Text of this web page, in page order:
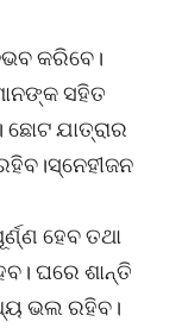
କରିବେ।
ସହିତ
ଯାତ୍ରାର
ହେବ ତଥା
ଘରେ ଶାନ୍ତି
ଭଲ ରହିବ।